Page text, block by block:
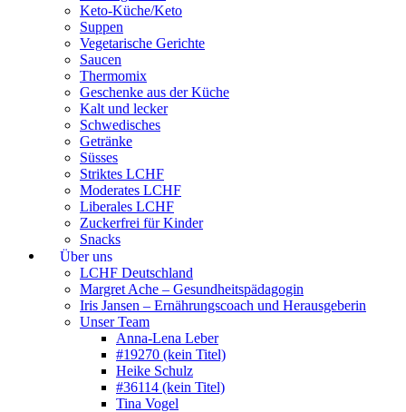
Keto-Küche/Keto
Suppen
Vegetarische Gerichte
Saucen
Thermomix
Geschenke aus der Küche
Kalt und lecker
Schwedisches
Getränke
Süsses
Striktes LCHF
Moderates LCHF
Liberales LCHF
Zuckerfrei für Kinder
Snacks
Über uns
LCHF Deutschland
Margret Ache – Gesundheitspädagogin
Iris Jansen – Ernährungscoach und Herausgeberin
Unser Team
Anna-Lena Leber
#19270 (kein Titel)
Heike Schulz
#36114 (kein Titel)
Tina Vogel